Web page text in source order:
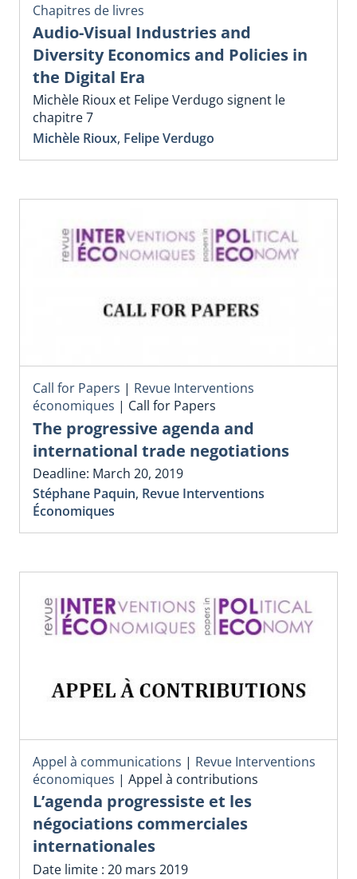
Chapitres de livres
Audio-Visual Industries and
Diversity Economics and Policies in
the Digital Era
Michèle Rioux et Felipe Verdugo signent le
chapitre 7
Michèle Rioux, Felipe Verdugo
Call for Papers | Revue Interventions
économiques | Call for Papers
The progressive agenda and
international trade negotiations
Deadline: March 20, 2019
Stéphane Paquin, Revue Interventions
Économiques
Appel à communications | Revue Interventions
économiques | Appel à contributions
L’agenda progressiste et les
négociations commerciales
internationales
Date limite : 20 mars 2019